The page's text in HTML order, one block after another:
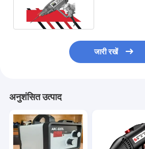
जारी रखें
अनुशंसित उत्पाद